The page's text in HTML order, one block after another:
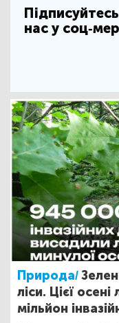
нас у соц-
Природа/
ліси. Цієї
мільйон